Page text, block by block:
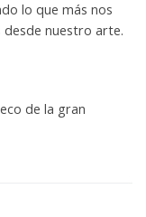
lo que más nos
desde nuestro arte.
de la gran